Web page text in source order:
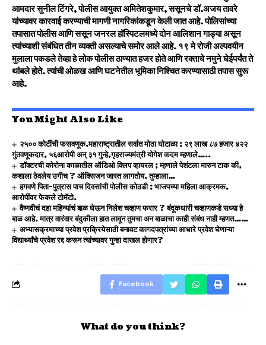
आमदार सुनील टिंगरे, पोलीस आयुक्त अमितेशकुमार, ससूनचे डॉ.अजय तावरे
यांच्यावर कारवाई करण्याची मागणी नागरिकांकडून केली जात आहे.पोलिसांच्या
तपासात पोलीस आणि ससून जनरल हॉस्पिटलमध्ये दोन आलिशान गाड्या असून
त्यांच्याशी संबंधित तीन व्यक्ती असल्याचे समोर आले आहे. १९ मे रोजी अल्पवयीन
मुलाला पकडले तेव्हा हे लोक पोलीस ठाण्यात हजर होते आणि रक्ताचे नमुने घेईपर्यंत ते
थांबले होते. त्यांची ओळख आणि घटनेतील भूमिका निश्चित करण्यासाठी तपास सुरू
आहे.
You Might Also Like
२५०० कोटींची फसवणूक,महाराष्ट्रातील सर्वात मोठा घोटाळा ; २९ लाख ८७ हजार ४२२
गुंतवणूकदार, ५६आरोपी अन् ३१ गुन्हे,गृहराज्यमंत्री योगेश कदम म्हणाले…..
डॉक्टरची कोरोना काळातील ऑडिओ क्लिप व्हायरल ; म्हणाले पेशंटला मारुन टाक की,
कशाला ठेवलेय उगीच ? ऑक्सिजन जास्त लागतोय, तुम्हाला…
हगवणे पिता-पुत्रास पाच दिवसांची पोलीस कोठडी ; भाजपच्या महिला आक्रमक,
आरोपींवर फेकले टोमॅटो.
वैष्णवीचं दहा महिन्यांचं बाळ घेऊन निलेश चव्हाण फरार ? बंदूकधारी चव्हाणकडे सध्या हे
बाळ आहे. मात्र वारंवार बंदुकीला हात लावून तुमचा अन बाळाचा काही संबंध नाही म्हणत……
अभ्यासक्रमाच्या प्रवेश प्रक्रियेसाठी बनावट कागदपत्रांच्या आधारे प्रवेश घेणाऱ्या
विद्यार्थ्यांचे प्रवेश रद्द करून त्यांच्यावर गुन्हा दाखल होणार?
Facebook
What do you think?